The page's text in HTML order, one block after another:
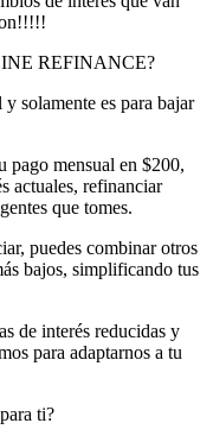
REFINANCE?
solamente es para bajar
pago mensual en $200,
actuales, refinanciar
que tomes.
puedes combinar otros
bajos, simplificando tus
de interés reducidas y
para adaptarnos a tu
ti?